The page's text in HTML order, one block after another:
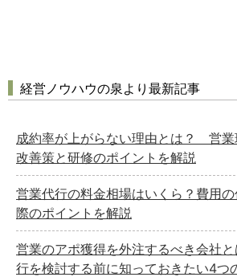
経営ノウハウの泉より最新記事
成約率が上がらない理由とは？ 営業
改善策と研修のポイントを解説
営業代行の料金相場はいくら？費用
際のポイントを解説
営業のアポ獲得を外注するべき会社
行を検討する前に知っておきたい4つ